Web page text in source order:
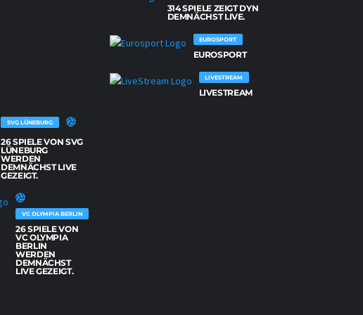
NETZHOPPERS KÖNIGS WUSTERHAUSEN
NETZHOPPERS
WERDEN
DEMNÄCHST
SVG LÜNEBURG
26 SPIELE VON SVG
LÜNEBURG
WERDEN
DEMNÄCHST LIVE
GEZEIGT.
VC OLYMPIA BERLIN
26 SPIELE VON
VC OLYMPIA
BERLIN
WERDEN
DEMNÄCHST
LIVE GEZEIGT.
314 SPIELE ZEIGT DYN
DEMNÄCHST LIVE.
EUROSPORT
EUROSPORT
LIVESTREAM
LIVESTREAM